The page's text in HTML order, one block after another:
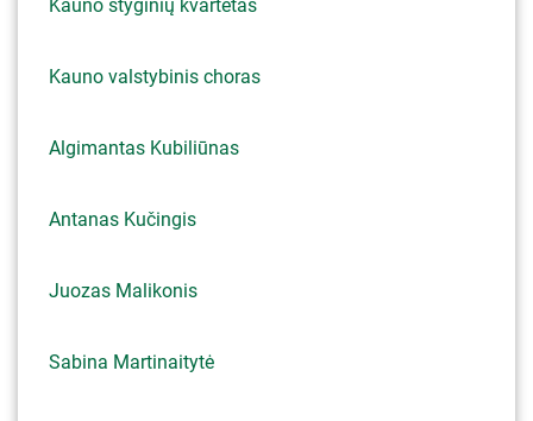
Kauno styginių kvartetas
Kauno valstybinis choras
Algimantas Kubiliūnas
Antanas Kučingis
Juozas Malikonis
Sabina Martinaitytė